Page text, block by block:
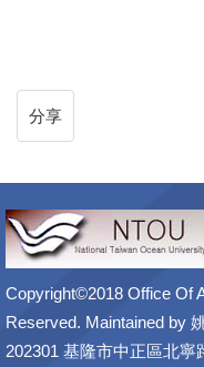
分享
Copyright©2018 Office Of
Reserved. Maintained by
202301 基隆市中正區北